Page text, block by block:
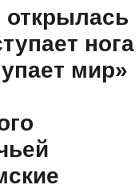
нога
мир»